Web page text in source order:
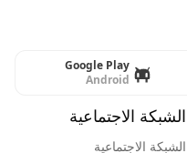
Google Play
Android
الشبكة الاجتماعية
الشبكة الاجتماعية